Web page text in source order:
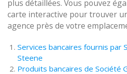
plus détaillées. Vous pouvez
carte interactive pour trouver
agence près de votre
Services bancaires fournis par
Steene
Produits bancaires de Société